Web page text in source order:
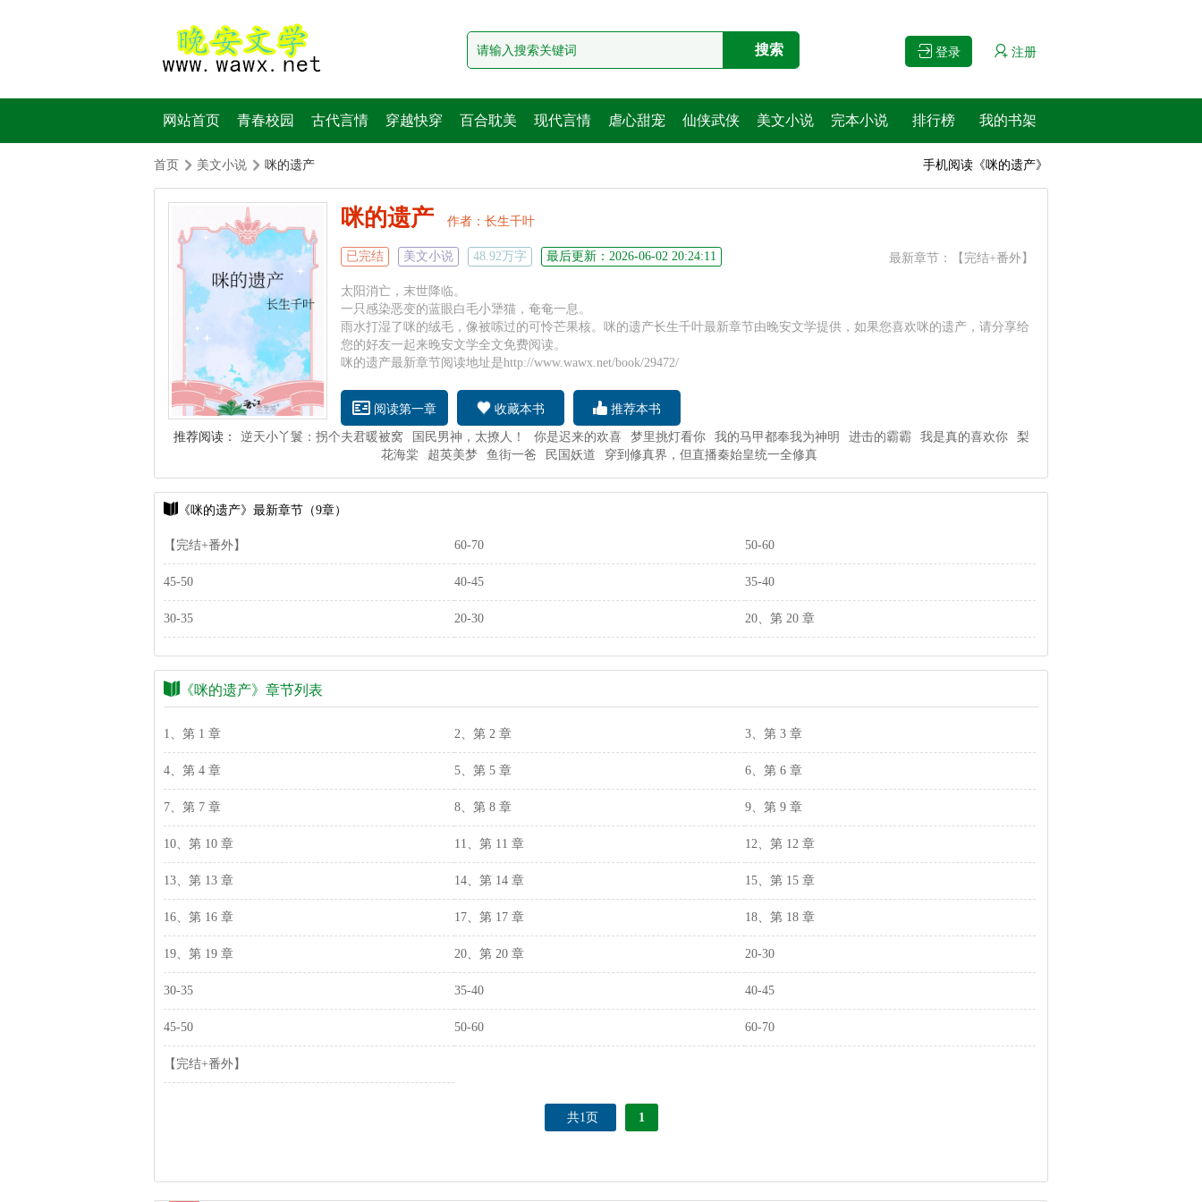
登录 注册
网站首页 青春校园 古代言情 穿越快穿 百合耽美 现代言情 虐心甜宠 仙侠武侠 美文小说 完本小说 排行榜 我的书架
首页 美文小说 咪的遗产 手机阅读《咪的遗产》
咪的遗产 作者： 长生千叶
已完结 美文小说 48.92万字 最后更新：2026-06-02 20:24:11 最新章节： 【完结+番外】
太阳消亡，末世降临。
一只感染恶变的蓝眼白毛小犟猫，奄奄一息。
雨水打湿了咪的绒毛，像被嗦过的可怜芒果核。咪的遗产长生千叶最新章节由晚安文学提供，如果您喜欢咪的遗产，请分享给
您的好友一起来晚安文学全文免费阅读。
咪的遗产最新章节阅读地址是http://www.wawx.net/book/29472/
阅读第一章 收藏本书 推荐本书
推荐阅读： 逆天小丫鬟：拐个夫君暖被窝 国民男神，太撩人！ 你是迟来的欢喜 梦里挑灯看你 我的马甲都奉我为神明 进击的霸霸 我是真的喜欢你
梨
花海棠
超英美梦 鱼街一爸 民国妖道 穿到修真界，但直播秦始皇统一全修真
《咪的遗产》最新章节（9章）
【完结+番外】 60-70 50-60
45-50 40-45 35-40
30-35 20-30 20、第 20 章
《咪的遗产》章节列表
1、第 1 章 2、第 2 章 3、第 3 章
4、第 4 章 5、第 5 章 6、第 6 章
7、第 7 章 8、第 8 章 9、第 9 章
10、第 10 章 11、第 11 章 12、第 12 章
13、第 13 章 14、第 14 章 15、第 15 章
16、第 16 章 17、第 17 章 18、第 18 章
19、第 19 章 20、第 20 章 20-30
30-35 35-40 40-45
45-50 50-60 60-70
【完结+番外】
共1页 1